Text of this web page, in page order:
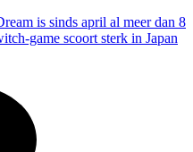
is sinds april al meer dan 8
game scoort sterk in Japan